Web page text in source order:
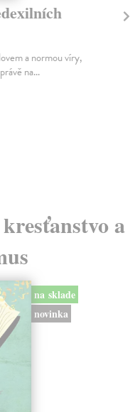
Ámos. Když Bůh
Český ekumenický komentář
vychází souběžně s
a
na sklade
novinka